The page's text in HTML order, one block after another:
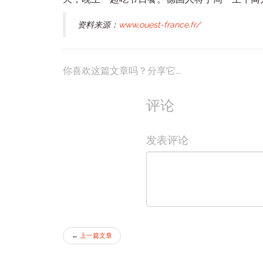
资料来源： www.ouest-france.fr/
你喜欢这篇文章吗？分享它...
评论
发表评论
← 上一篇文章